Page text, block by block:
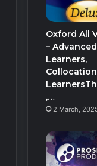
Oxford All
– Advanced
Learners,
,…
2 March,